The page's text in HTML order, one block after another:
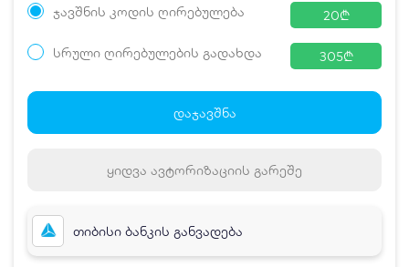
ჯავშნის კოდის ღირებულება 20₾
სრული ღირებულების გადახდა 305₾
ჯავშნის კოდი
20 ₾
კვება
0 ₾
დაჯავშნა
ყიდვა ავტორიზაციის გარეშე
თიბისი ბანკის განვადება